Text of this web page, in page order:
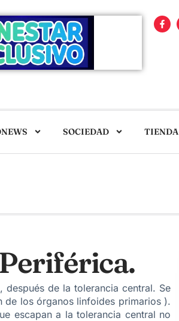
SOCIEDAD TIENDA
de la tolerancia central. Se
de los órganos linfoides primarios ).
escapan a la tolerancia central no